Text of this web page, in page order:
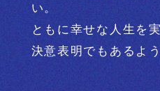
い。
ともに幸せな人生を
決意表明でもあるよう